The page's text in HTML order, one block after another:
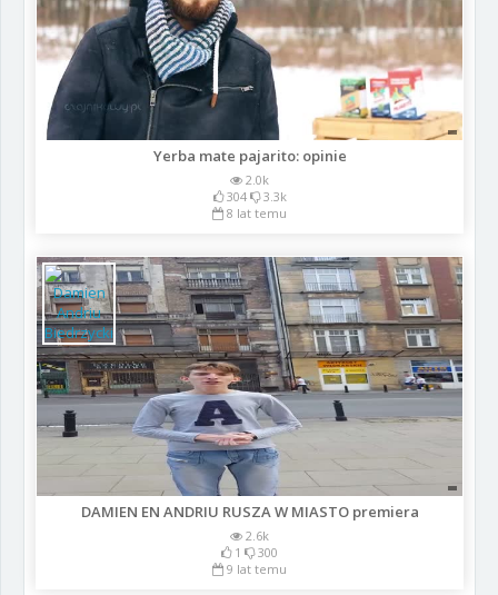
Yerba mate pajarito: opinie
2.0k
304
3.3k
8 lat temu
DAMIEN EN ANDRIU RUSZA W MIASTO premiera
2.6k
1
300
9 lat temu